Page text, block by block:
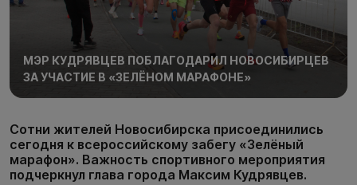
МЭР КУДРЯВЦЕВ ПОБЛАГОДАРИЛ НОВОСИБИРЦЕВ
ЗА УЧАСТИЕ В «ЗЕЛЁНОМ МАРАФОНЕ»
Сотни жителей Новосибирска присоединились
сегодня к всероссийскому забегу «Зелёный
марафон». Важность спортивного мероприятия
подчеркнул глава города Максим Кудрявцев.